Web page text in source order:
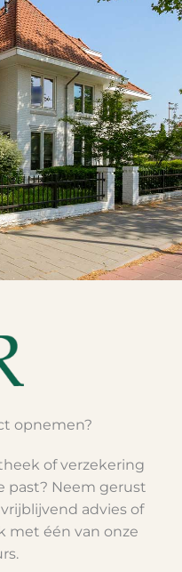
opnemen?
of verzekering
past? Neem gerust
advies of
met één van onze